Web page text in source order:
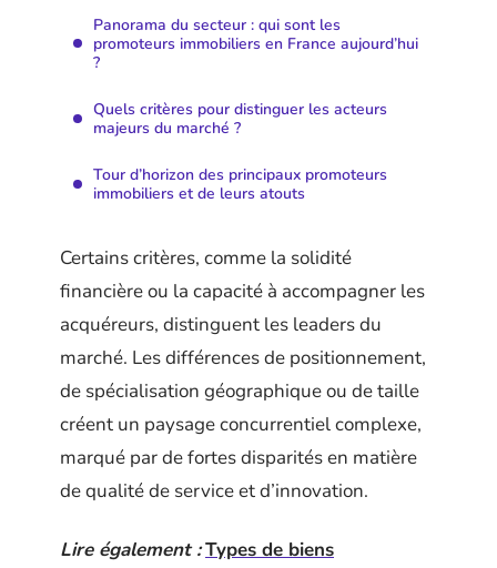
Panorama du secteur : qui sont les
promoteurs immobiliers en France aujourd’hui
?
Quels critères pour distinguer les acteurs
majeurs du marché ?
Tour d’horizon des principaux promoteurs
immobiliers et de leurs atouts
Certains critères, comme la solidité
financière ou la capacité à accompagner les
acquéreurs, distinguent les leaders du
marché. Les différences de positionnement,
de spécialisation géographique ou de taille
créent un paysage concurrentiel complexe,
marqué par de fortes disparités en matière
de qualité de service et d’innovation.
Lire également :Types de biens